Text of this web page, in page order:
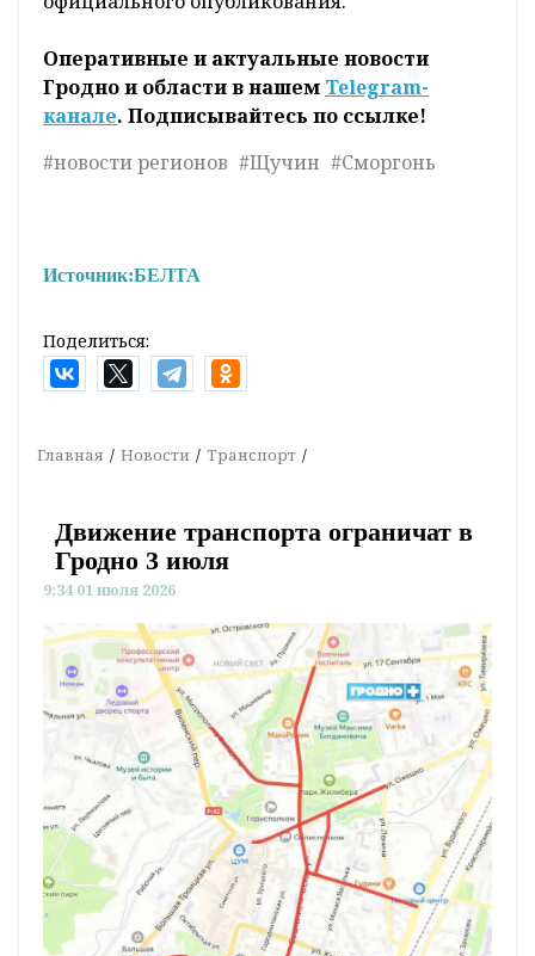
Оперативные и актуальные новости
Гродно и области в нашем Telegram-
канале. Подписывайтесь по ссылке!
#новости регионов #Щучин #Сморгонь
Источник:БЕЛТА
Поделиться:
Главная Новости Транспорт
Движение транспорта ограничат в
Гродно 3 июля
9:34 01 июля 2026